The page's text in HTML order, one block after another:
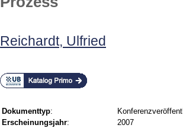
Reichardt, Ulfried
Dokumenttyp:
Erscheinungsjahr:
2007